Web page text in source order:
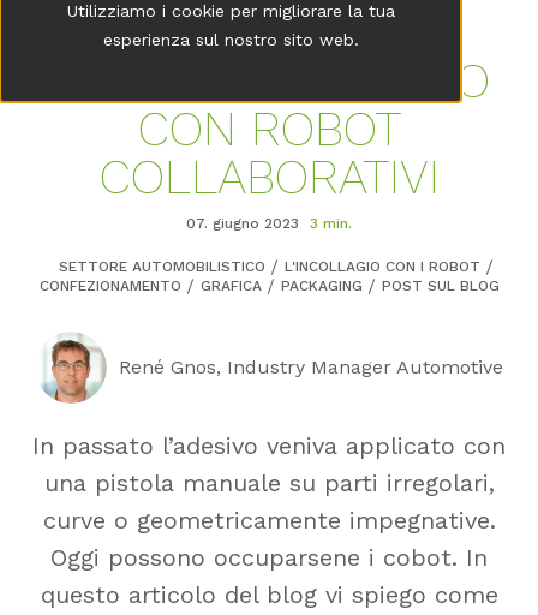
Utilizziamo i cookie per migliorare la tua
esperienza sul nostro sito web.
APPLICARE ADESIVO
CON ROBOT
COLLABORATIVI
07. giugno 2023 3 min.
SETTORE AUTOMOBILISTICO
L'INCOLLAGIO CON I ROBOT
CONFEZIONAMENTO
GRAFICA PACKAGING POST SUL BLOG
René Gnos, Industry Manager Automotive
In passato l’adesivo veniva applicato con
una pistola manuale su parti irregolari,
curve o geometricamente impegnative.
Oggi possono occuparsene i cobot. In
questo articolo del blog vi spiego come